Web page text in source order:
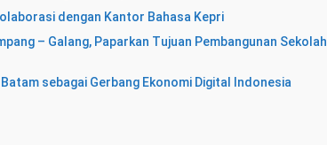
dengan Kantor Bahasa Kepri
– Galang, Paparkan Tujuan Pembangunan Sekolah
sebagai Gerbang Ekonomi Digital Indonesia